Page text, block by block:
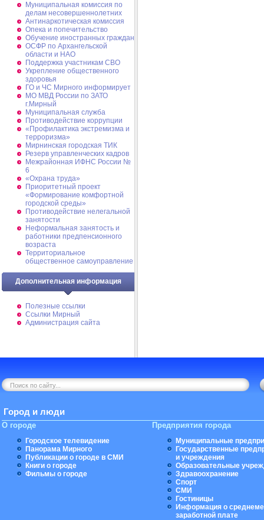
Муниципальная комиссия по
делам несовершеннолетних
Антинаркотическая комиссия
Опека и попечительство
Обучение иностранных граждан
ОСФР по Архангельской
области и НАО
Поддержка участникам СВО
Укрепление общественного
здоровья
ГО и ЧС Мирного информирует
МО МВД России по ЗАТО
г.Мирный
Муниципальная cлужба
Противодействие коррупции
«Профилактика экстремизма и
терроризма»
Мирнинская городская ТИК
Резерв управленческих кадров
Межрайонная ИФНС России №
6
«Охрана труда»
Приоритетный проект
«Формирование комфортной
городской среды»
Противодействие нелегальной
занятости
Неформальная занятость и
работники предпенсионного
возраста
Территориальное
общественное самоуправление
Дополнительная информация
Полезные ссылки
Ссылки Мирный
Администрация сайта
Город и люди
О городе
Городское телевидение
Панорама Мирного
Публикации о городе в СМИ
Книги о городе
Фильмы о городе
Предприятия города
Муниципальные
Государственные
и учреждения
Образовательные
Здравоохранение
Спорт
СМИ
Гостиницы
Информация о
заработной плате